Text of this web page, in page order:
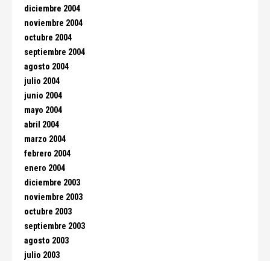
diciembre 2004
noviembre 2004
octubre 2004
septiembre 2004
agosto 2004
julio 2004
junio 2004
mayo 2004
abril 2004
marzo 2004
febrero 2004
enero 2004
diciembre 2003
noviembre 2003
octubre 2003
septiembre 2003
agosto 2003
julio 2003